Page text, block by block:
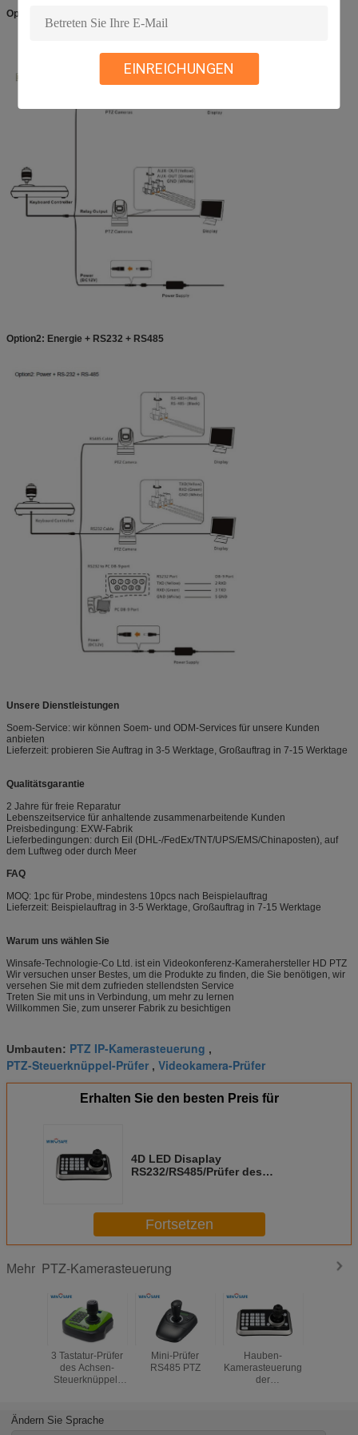
EINREICHUNGEN
Optiion 1: Energie + Zusatzertrag + RS485
Option2: Energie + RS232 + RS485
Unsere Dienstleistungen
Soem-Service: wir können Soem- und ODM-Services für unsere Kunden
anbieten
Lieferzeit: probieren Sie Auftrag in 3-5 Werktage, Großauftrag in 7-15 Werktage
Qualitätsgarantie
2 Jahre für freie Reparatur
Lebenszeitservice für anhaltende zusammenarbeitende Kunden
Preisbedingung: EXW-Fabrik
Lieferbedingungen: durch Eil (DHL-/FedEx/TNT/UPS/EMS/Chinaposten), auf
dem Luftweg oder durch Meer
FAQ
MOQ: 1pc für Probe, mindestens 10pcs nach Beispielauftrag
Lieferzeit: Beispielauftrag in 3-5 Werktage, Großauftrag in 7-15 Werktage
Warum uns wählen Sie
Winsafe-Technologie-Co Ltd. ist ein Videokonferenz-Kamerahersteller HD PTZ
Wir versuchen unser Bestes, um die Produkte zu finden, die Sie benötigen, wir
versehen Sie mit dem zufrieden stellendsten Service
Treten Sie mit uns in Verbindung, um mehr zu lernen
Willkommen Sie, zum unserer Fabrik zu besichtigen
Umbauten: PTZ IP-Kamerasteuerung ,
PTZ-Steuerknüppel-Prüfer , Videokamera-Prüfer
Erhalten Sie den besten Preis für
4D LED Disaplay
RS232/RS485/Prüfer des
Hauben-Kamera
Fortsetzen
Mehr PTZ-Kamerasteuerung
3 Tastatur-Prüfer
des Achsen-
Steuerknüppel-
Mini-Prüfer
RS485 PTZ
Hauben-
Kamerasteuerung
der
Ändern Sie Sprache